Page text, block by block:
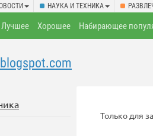
НАУКА И ТЕХНИКА
Лучшее Хорошее Набирающее
Только для